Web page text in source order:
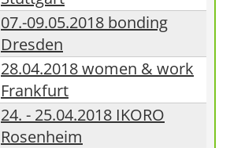
07.-09.05.2018 bonding
Dresden
28.04.2018 women & work
Frankfurt
24. - 25.04.2018 IKORO
Rosenheim